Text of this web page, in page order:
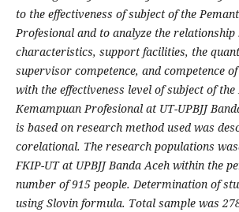
to the effectiveness of subject of the
Profesional and to analyze the relationship
characteristics, support facilities, the
supervisor competence, and competence
with the effectiveness level of subject of the
Kemampuan Profesional atUT-UPBJJ
is based on research method used was
corelational. The researchpopulations was
FKIP-UT at UPBJJ Banda Aceh within the
number of 915 people. Determination of
using Slovin formula. Total sample was